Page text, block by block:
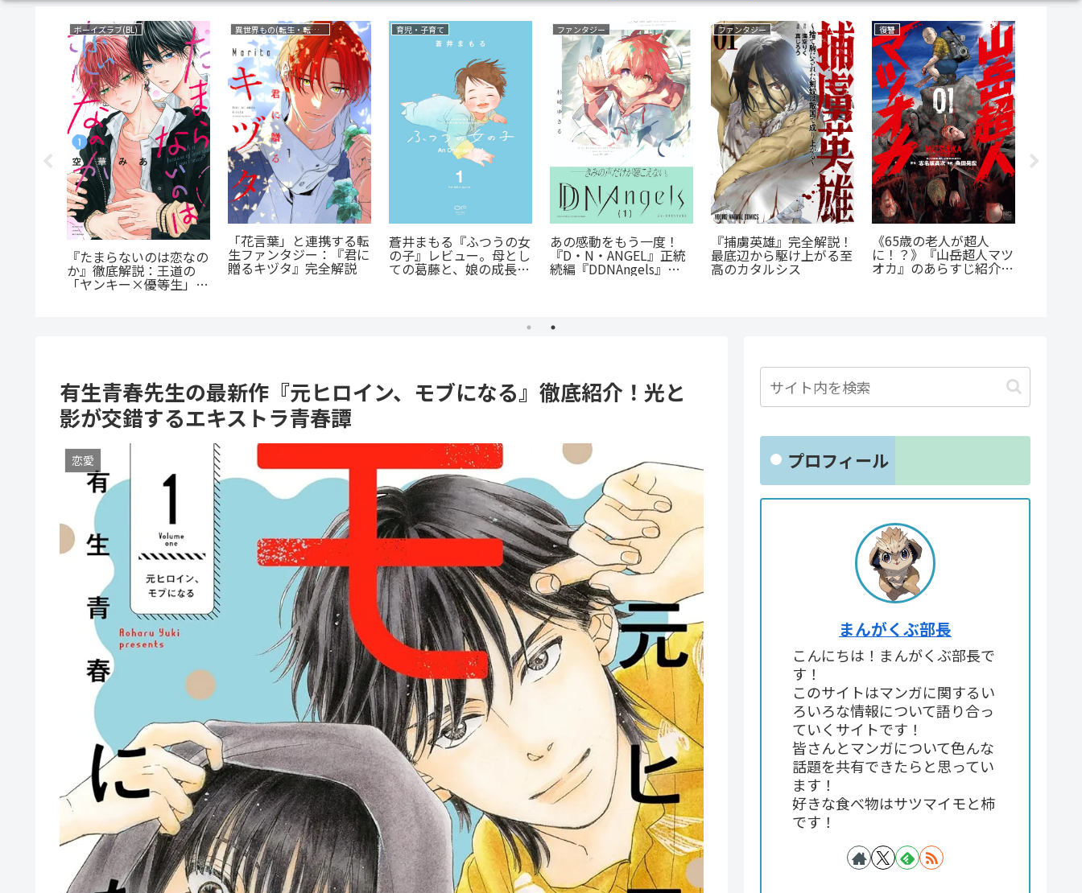
サバイバルホラー
『群脳教室』の魅力を徹
底解説！教室が脳だら
け？衝撃サスペンスを今
すぐ読むべき5つの理由
ラブコメ
『たろうのまにまに』徹
底紹介！クズなヒモ男に
沼る人続出の理由と「ま
にまに」の意味とは？
サスペンス
『オサナナジミとカノジ
ョと』ただの三角関係じ
ゃない、秘密が渦巻くセ
クシーサスペンスの魅力
野球
『斜陽に恋う』憧れの先
輩が恋したのは「弟の彼
氏」だった…？切なすぎ
る青春BL
ミステリー
『幼児A』5歳の殺人
犯、その瞳の奥に潜む闇
とは？ 衝撃作を徹底解
剖
恋愛
公私で変わる凄まじいギ
ャップ『志乃と恋』のあ
らすじ徹底紹介！甘くて
有生青春先生の最新作『元ヒロイン、モブになる』徹底紹介！光と
影が交錯するエキストラ青春譚
恋愛 プロフィール
まんがくぶ部長
こんにちは！まんがくぶ部長で
す！
このサイトはマンガに関するい
ろいろな情報について語り合っ
ていくサイトです！
皆さんとマンガについて色んな
話題を共有できたらと思ってい
ます！
好きな食べ物はサツマイモと柿
です！